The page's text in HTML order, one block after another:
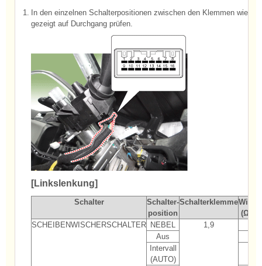
1. In den einzelnen Schalterpositionen zwischen den Klemmen wie
gezeigt auf Durchgang prüfen.
[Linkslenkung]
Schalter
Schalter-
position
Schalterklemme
(Ω,
SCHEIBENWISCHERSCHALTER NEBEL 1,9
Aus
Intervall
(AUTO)